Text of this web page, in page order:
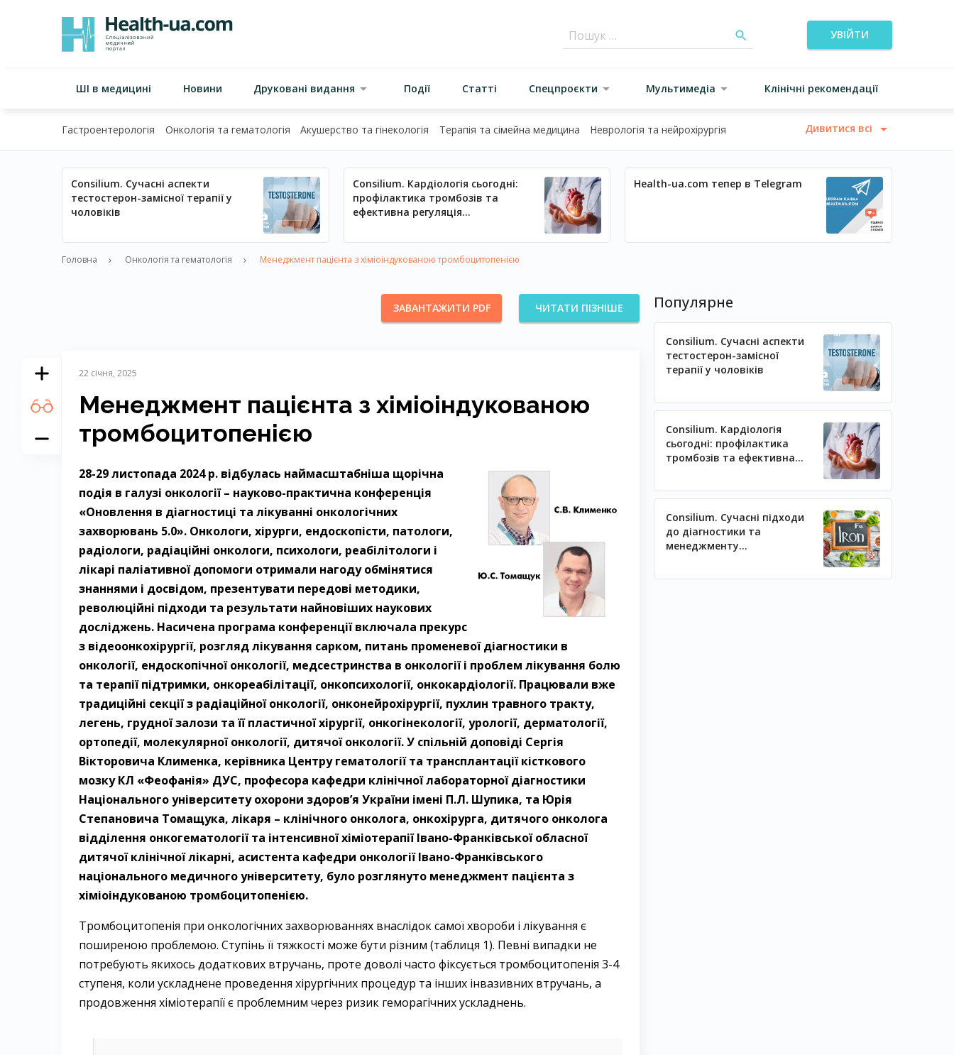
УВІЙТИ
ШІ в медицині Новини Друковані видання Події Статті Спецпроєкти Мультимедіа Клінічні рекомендації
Гастроентерологія Онкологія та гематологія Акушерство та гінекологія Терапія та сімейна медицина Неврологія та нейрохірургія Дивитися всі
Consilium. Сучасні аспекти
тестостерон-замісної терапії у
чоловіків
Consilium. Кардіологія сьогодні:
профілактика тромбозів та
ефективна регуляція
Health-ua.com тепер в Telegram
Головна Онкологія та гематологія Менеджмент пацієнта з хіміоіндукованою тромбоцитопенією
ЗАВАНТАЖИТИ PDF ЧИТАТИ ПІЗНІШЕ
22 січня, 2025
Менеджмент пацієнта з хіміоіндукованою
тромбоцитопенією
28-29 листопада 2024 р. відбулась наймасштабніша щорічна
подія в галузі онкології – науково-практична конференція
«Оновлення в діагностиці та лікуванні онкологічних
захворювань 5.0». Онкологи, хірурги, ендоскопісти, патологи,
радіологи, радіаційні онкологи, психологи, реабілітологи і
лікарі паліативної допомоги отримали нагоду обмінятися
знаннями і досвідом, презентувати передові методики,
революційні підходи та результати найновіших наукових
досліджень. Насичена програма конференції включала прекурс
з відеоонкохірургії, розгляд лікування сарком, питань променевої діагностики в
онкології, ендоскопічної онкології, медсестринства в онкології і проблем лікування болю
та терапії підтримки, онкореабілітації, онкопсихології, онкокардіології. Працювали вже
традиційні секції з радіаційної онкології, онконейрохірургії, пухлин травного тракту,
легень, грудної залози та її пластичної хірургії, онкогінекології, урології, дерматології,
ортопедії, молекулярної онкології, дитячої онкології. У спільній доповіді Сергія
Вікторовича Клименка, керівника Центру гематології та трансплантації кісткового
мозку КЛ «Феофанія» ДУС, професора кафедри клінічної лабораторної діагностики
Національного університету охорони здоров’я України імені П.Л. Шупика, та Юрія
Степановича Томащука, лікаря – клінічного онколога, онкохірурга, дитячого онколога
відділення онкогематології та інтенсивної хіміотерапії Івано-Франківської обласної
дитячої клінічної лікарні, асистента кафедри онкології Івано-Франківського
національного медичного університету, було розглянуто менеджмент пацієнта з
хіміоіндукованою тромбоцитопенією.
Тромбоцитопенія при онкологічних захворюваннях внаслідок самої хвороби і лікування є
поширеною проблемою. Ступінь її тяжкості може бути різним (таблиця 1). Певні випадки не
потребують якихось додаткових втручань, проте доволі часто фіксується тромбоцитопенія 3-4
ступеня, коли ускладнене проведення хірургічних процедур та інших інвазивних втручань, а
продовження хіміотерапії є проблемним через ризик геморагічних ускладнень.
Популярне
Consilium. Сучасні аспекти
тестостерон-замісної
терапії у чоловіків
Consilium. Кардіологія
сьогодні: профілактика
тромбозів та ефективна
Consilium. Сучасні підходи
до діагностики та
менеджменту